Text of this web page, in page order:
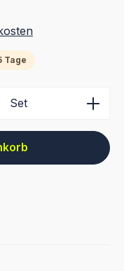
Tage
Wert ein
Set